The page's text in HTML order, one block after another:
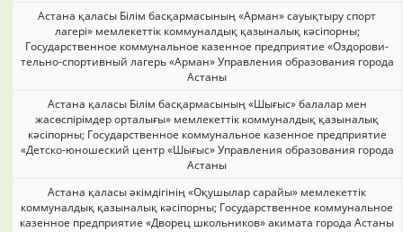
Астана қаласы Білім басқармасының «Арман» сауықтыру спорт
лагері» мемлекеттік коммуналдық қазыналық кәсіпорны;
Государственное коммунальное казенное предприятие «Оздорови-
тельно-спортивный лагерь «Арман» Управления образования города
Астаны
Астана қаласы Білім басқармасының «Шығыс» балалар мен
жасөспірімдер орталығы» мемлекеттік коммуналдық қазыналық
кәсіпорны; Государственное коммунальное казенное предприятие
«Детско-юношеский центр «Шығыс» Управления образования города
Астаны
Астана қаласы әкімдігінің «Оқушылар сарайы» мемлекеттік
коммуналдық қазыналық кәсіпорны; Государственное коммунальное
казенное предприятие «Дворец школьников» акимата города Астаны